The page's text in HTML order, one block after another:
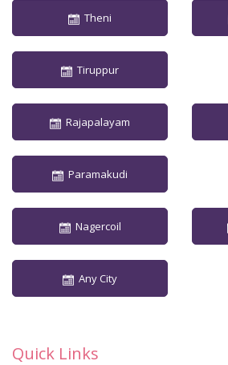
Theni
Tiruppur
Rajapalayam
Paramakudi
Nagercoil
Any City
Quick Links